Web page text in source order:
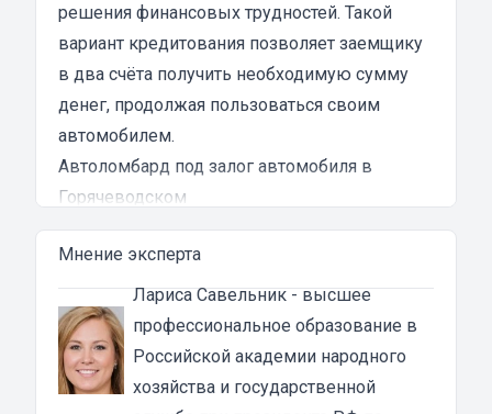
испытал в результате этого кредита...
решения финансовых трудностей. Такой
вариант кредитования позволяет заемщику
в два счёта получить необходимую сумму
денег, продолжая пользоваться своим
автомобилем.
Автоломбард под залог автомобиля в
Горячеводском
Автоломбард представляет собой кредитное
учреждение, которое выдает денежные
ссуды под залог паспорта ТС или самого
автомобиля. В роли актива в таком
ломбарде выступает автомашина. Сумма
автозайма зависит от марки, модели и
Мнение эксперта
Лариса Савельник- высшее
профессиональное образование в
Российской академии народного
хозяйства и государственной